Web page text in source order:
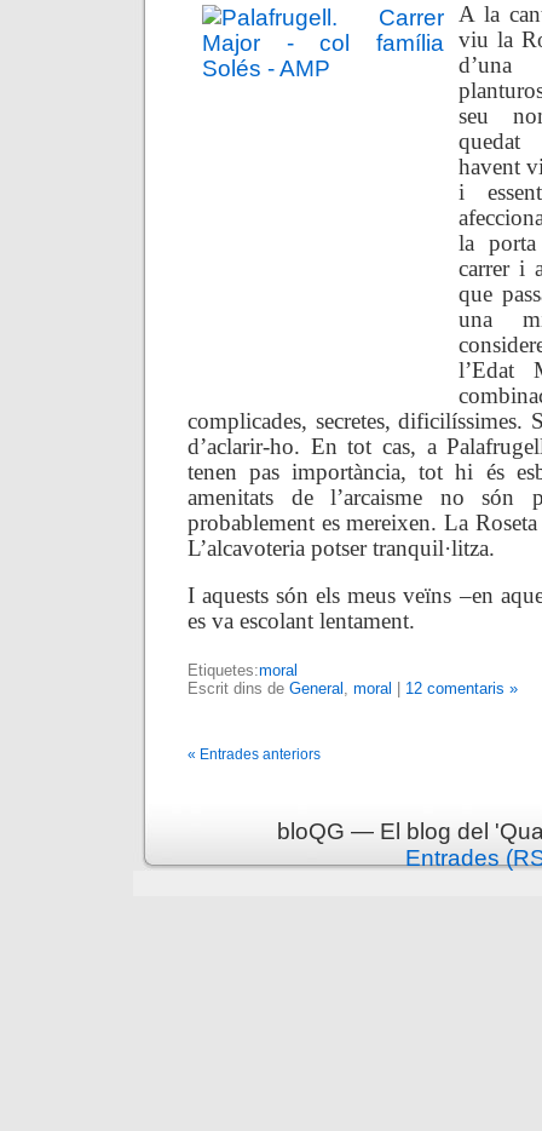
A la
viu la
d’una
seu
havent
i
la
carrer i
que
una
l’Edat
complicades, secretes, dificilíssimes.
d’aclarir-ho. En tot cas, a
tenen pas importància, tot hi és
amenitats de l’arcaisme no són
probablement es mereixen. La
L’alcavoteria potser tranquil·litza.
I aquests són els meus veïns –en
es va escolant lentament.
Etiquetes:moral
Escrit dins de General , moral 12 comentaris »
« Entrades anteriors
bloQG — El blog del
Entrades